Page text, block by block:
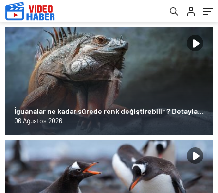
İguanalar ne kadar sürede renk değiştirebilir ? Detaylar
burada…
06 Ağustos 2026